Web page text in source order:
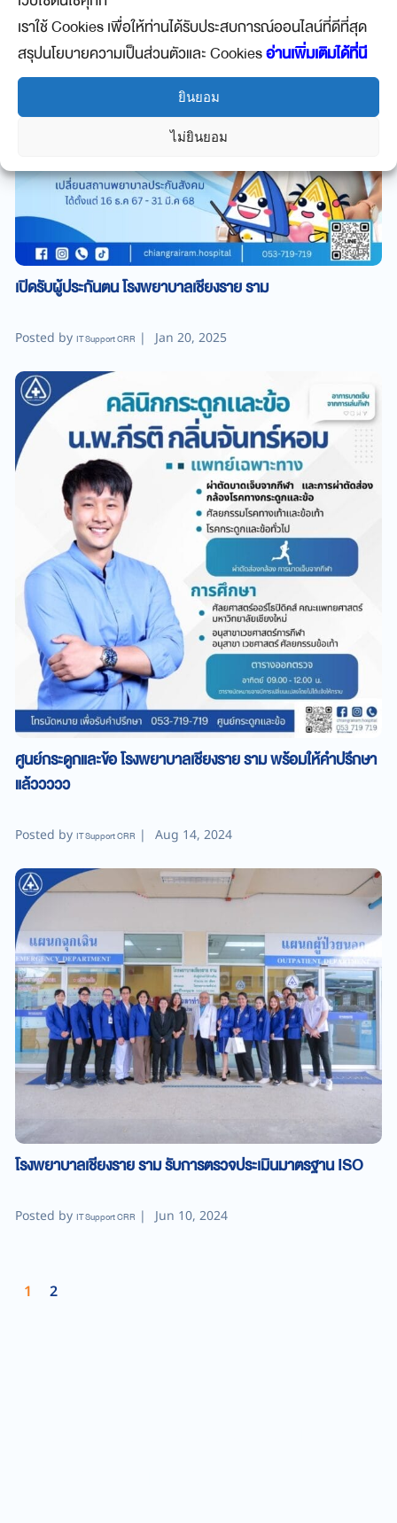
เว็บไซต์นี้ใช้คุ๊กกี้
เราใช้ Cookies เพื่อให้ท่านได้รับประสบการณ์ออนไลน์ที่ดีที่สุด
สรุปนโยบายความเป็นส่วนตัวและ Cookies อ่านเพิ่มเติมได้ที่นี
ยินยอม
ไม่ยินยอม
เปิดรับผู้ประกันตน โรงพยาบาลเชียงราย ราม
Posted by IT Support CRR | Jan 20, 2025
ศูนย์กระดูกและข้อ โรงพยาบาลเชียงราย ราม พร้อมให้คำปรึกษา
แล้ววววว
Posted by IT Support CRR | Aug 14, 2024
โรงพยาบาลเชียงราย ราม รับการตรวจประเมินมาตรฐาน ISO
Posted by IT Support CRR | Jun 10, 2024
1 2